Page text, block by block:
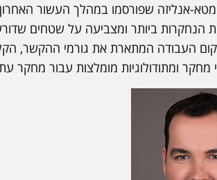
אנליזה שפורסמו במהלך העשור
ביותר ומצביעה על שטחים
העבודה המתארת את גורמי ההקשר,
ומתודולוגיות מומלצות עבור מחקר